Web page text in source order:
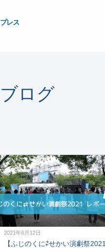
プレス
ブログ
2021年6月12日
【ふじのくに⇄せかい演劇祭2021